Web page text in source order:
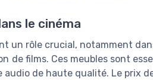
le cinéma
un rôle crucial, notamment
de films. Ces meubles sont
de haute qualité. Le prix